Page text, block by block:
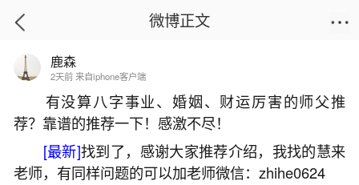
首页
香堕胎婴灵香打卷好吗？
2026-06-04 18:02:10 18 8 赞
微博正文
鹿森
2天前 来自iphone客户端
有没算八字事业、婚姻、财运厉害的师父推
荐？靠谱的推荐一下！感激不尽！
[最新]找到了，感谢大家推荐介绍，我找的慧来
老师，有同样问题的可以加老师微信：zhihe0624